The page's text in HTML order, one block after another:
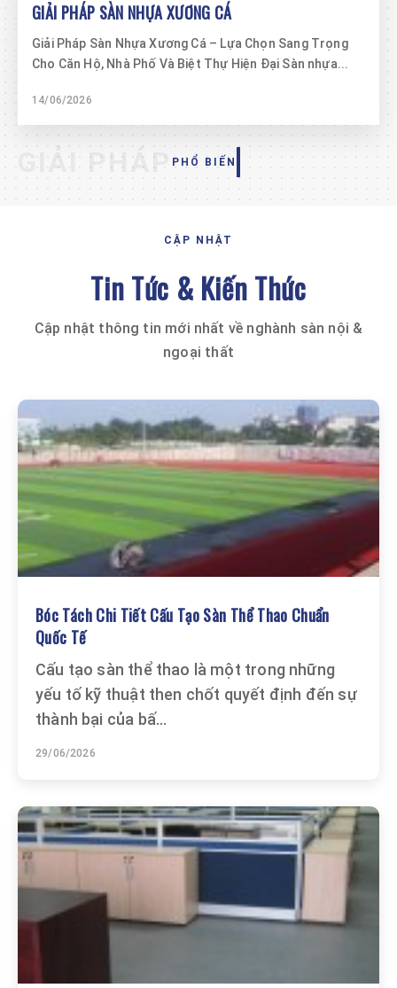
GIẢI PHÁP SÀN NHỰA XƯƠNG CÁ
Giải Pháp Sàn Nhựa Xương Cá – Lựa Chọn Sang Trọng
Cho Căn Hộ, Nhà Phố Và Biệt Thự Hiện Đại Sàn nhựa...
14/06/2026
GIẢI PHÁP PHỔ BIẾN
CẬP NHẬT
Tin Tức & Kiến Thức
Cập nhật thông tin mới nhất về nghành sàn nội &
ngoại thất
Bóc Tách Chi Tiết Cấu Tạo Sàn Thể Thao Chuẩn
Quốc Tế
Cấu tạo sàn thể thao là một trong những
yếu tố kỹ thuật then chốt quyết định đến sự
thành bại của bấ...
29/06/2026